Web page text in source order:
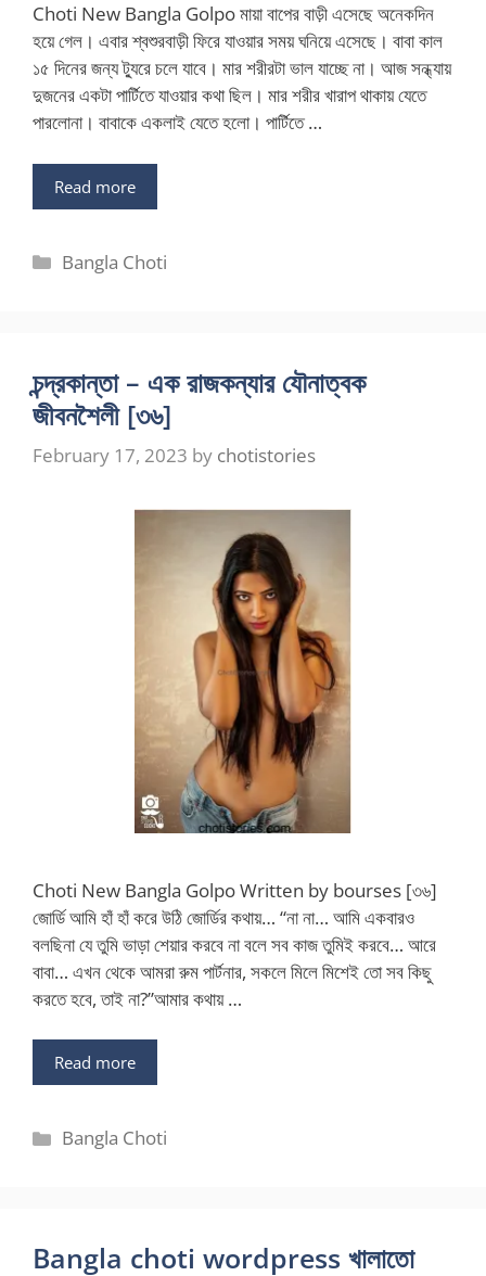
Choti New Bangla Golpo মায়া বাপের বাড়ী এসেছে অনেকদিন
হয়ে গেল। এবার শ্বশুরবাড়ী ফিরে যাওয়ার সময় ঘনিয়ে এসেছে। বাবা কাল
১৫ দিনের জন্য ট্যুরে চলে যাবে। মার শরীরটা ভাল যাচ্ছে না। আজ সন্ধ্যায়
দুজনের একটা পার্টিতে যাওয়ার কথা ছিল। মার শরীর খারাপ থাকায় যেতে
পারলোনা। বাবাকে একলাই যেতে হলো। পার্টিতে …
Read more
Categories
Bangla Choti
চন্দ্রকান্তা – এক রাজকন্যার যৌনাত্বক
জীবনশৈলী [৩৬]
February 17, 2023 by chotistories
Choti New Bangla Golpo Written by bourses [৩৬]
জোর্ডি আমি হাঁ হাঁ করে উঠি জোর্ডির কথায়… “না না… আমি একবারও
বলছিনা যে তুমি ভাড়া শেয়ার করবে না বলে সব কাজ তুমিই করবে… আরে
বাবা… এখন থেকে আমরা রুম পার্টনার, সকলে মিলে মিশেই তো সব কিছু
করতে হবে, তাই না?”আমার কথায় …
Read more
Categories
Bangla Choti
Bangla choti wordpress খালাতো